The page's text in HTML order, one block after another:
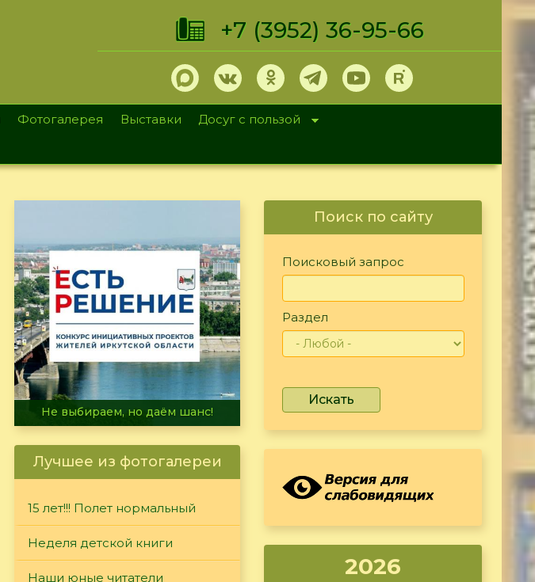
+7 (3952) 36-95-66
Фотогалерея Выставки
Досуг с пользой
В огне не горит, в воде не тонет
Лучшее из фотогалереи
15 лет!!! Полет нормальный
Неделя детской книги
Наши юные читатели
Поиск по сайту
Поисковый запрос
Раздел
Искать
2026